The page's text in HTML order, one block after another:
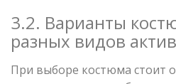
3.2. Варианты
разных видов
При выборе костюма стоит